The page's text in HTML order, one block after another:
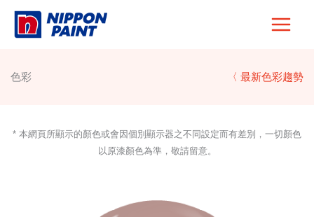
Skip
色彩 〈 最新色彩趨勢
* 本網頁所顯示的顏色或會因個別顯示器之不同設定而有差別，一切顏色
以原漆顏色為準，敬請留意。